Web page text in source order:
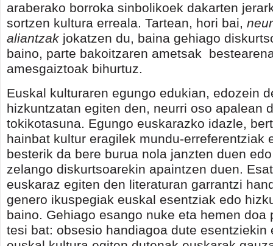
araberako borroka sinbolikoek dakarten
sortzen kultura erreala. Tartean, hori bai,
aliantzak jokatzen du, baina gehiago
baino, parte bakoitzaren ametsak
amesgaiztoak bihurtuz.
Euskal kulturaren egungo edukian, edozein
hizkuntzatan egiten den, neurri oso apalean
tokikotasuna. Egungo euskarazko idazle,
hainbat kultur eragilek mundu-erreferentziak
besterik da bere burua nola janzten duen
zelango diskurtsoarekin apaintzen duen.
euskaraz egiten den literaturan garrantzi
genero ikuspegiak euskal esentziak edo
baino. Gehiago esango nuke eta hemen doa
tesi bat: obsesio handiagoa dute esentziekin